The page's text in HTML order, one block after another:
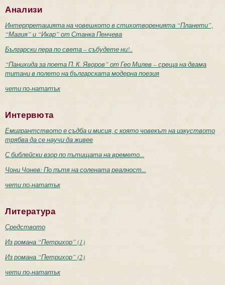
Анализи
Интерпретацията на човешкото в стихотворенията “Планети”,
“Магия” и “Икар” от Станка Пенчева
Български пера по света – събудете ни!..
“Панихида за поета П. К. Яворов” от Гео Милев – среща на двама
титани в полето на българската модерна поезия
чети по-нататък
Интервюта
Емигрантството е съдба и мисия, с която човекът на изкуството
трябва да се научи да живее
С библейски взор по пътищата на времето...
Чони Чонев: По пътя на солената реалност...
чети по-нататък
Литература
Средството
Из романа “Петрихор” (1)
Из романа “Петрихор” (2)
чети по-нататък